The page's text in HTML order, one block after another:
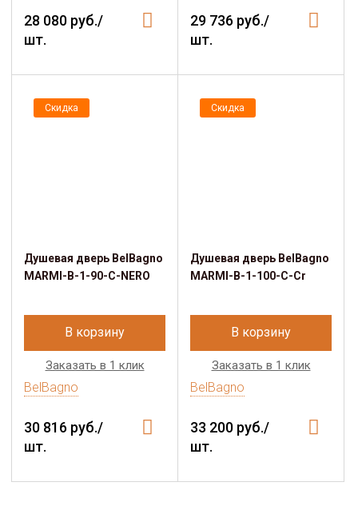
28 080 руб./
шт.
29 736 руб./
шт.
Скидка
Душевая дверь BelBagno
MARMI-B-1-90-C-NERO
В корзину
Заказать в 1 клик
BelBagno
30 816 руб./
шт.
Скидка
Душевая дверь BelBagno
MARMI-B-1-100-C-Cr
В корзину
Заказать в 1 клик
BelBagno
33 200 руб./
шт.